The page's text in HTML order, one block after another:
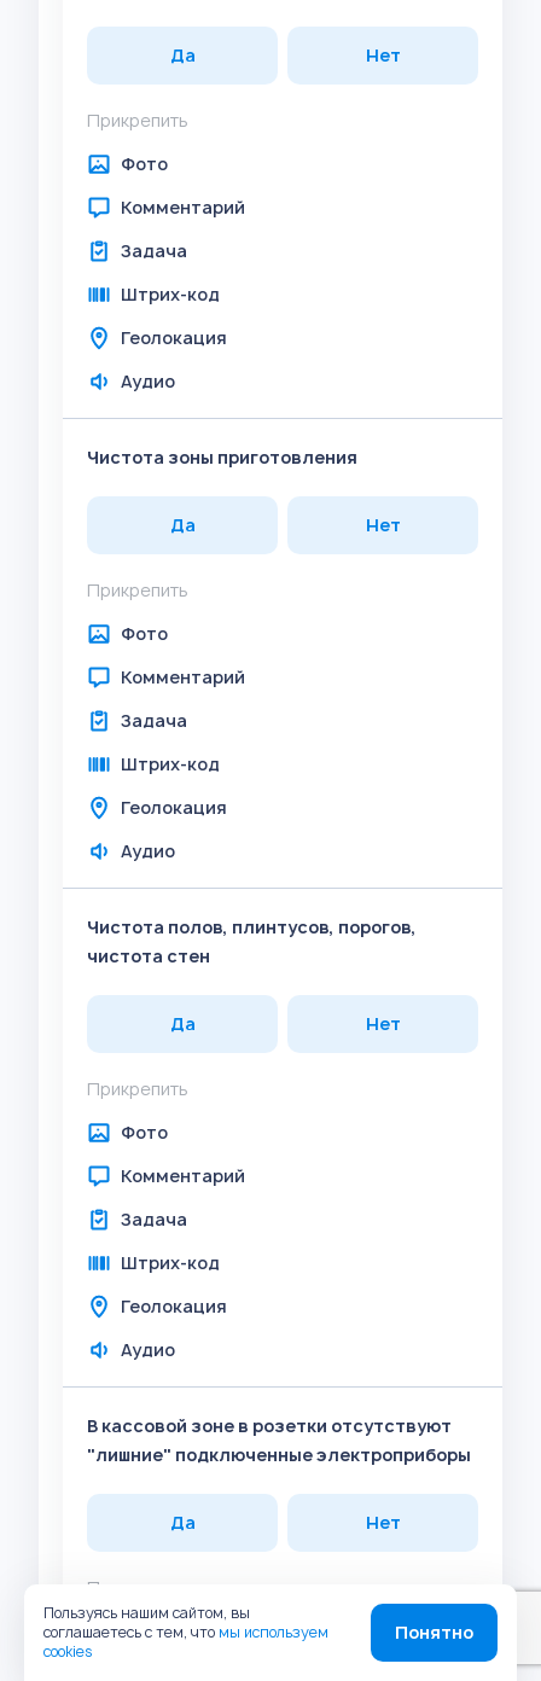
Да Нет
Прикрепить
Фото
Комментарий
Задача
Штрих-код
Геолокация
Аудио
Чистота зоны приготовления
Да Нет
Прикрепить
Фото
Комментарий
Задача
Штрих-код
Геолокация
Аудио
Чистота полов, плинтусов, порогов,
чистота стен
Да Нет
Прикрепить
Фото
Комментарий
Задача
Штрих-код
Геолокация
Аудио
В кассовой зоне в розетки отсутствуют
"лишние" подключенные электроприборы
Да Нет
Прикрепить
Фото
Пользуясь нашим сайтом, вы
соглашаетесь с тем, что мы используем
cookies
Понятно